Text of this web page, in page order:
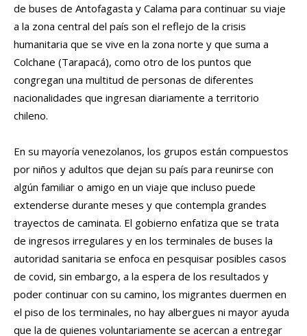
de buses de Antofagasta y Calama para continuar su viaje
a la zona central del país son el reflejo de la crisis
humanitaria que se vive en la zona norte y que suma a
Colchane (Tarapacá), como otro de los puntos que
congregan una multitud de personas de diferentes
nacionalidades que ingresan diariamente a territorio
chileno.
En su mayoría venezolanos, los grupos están compuestos
por niños y adultos que dejan su país para reunirse con
algún familiar o amigo en un viaje que incluso puede
extenderse durante meses y que contempla grandes
trayectos de caminata. El gobierno enfatiza que se trata
de ingresos irregulares y en los terminales de buses la
autoridad sanitaria se enfoca en pesquisar posibles casos
de covid, sin embargo, a la espera de los resultados y
poder continuar con su camino, los migrantes duermen en
el piso de los terminales, no hay albergues ni mayor ayuda
que la de quienes voluntariamente se acercan a entregar